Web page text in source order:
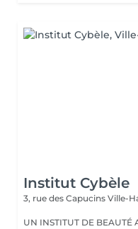
Institut Cybèle
3, rue des Capucins Ville-
UN INSTITUT DE BEAUTÉ